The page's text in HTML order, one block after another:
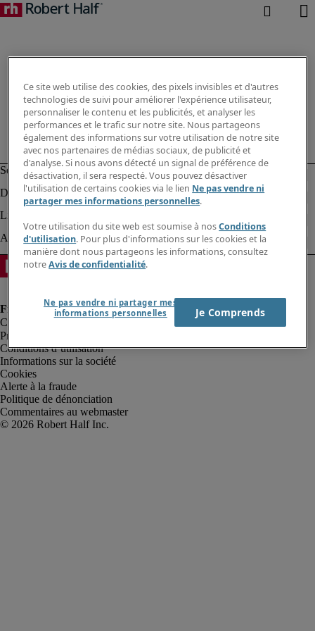
Protection des données personnelles
Conditions d’utilisation
Informations sur la société
Cookies
Alerte à la fraude
Politique de dénonciation
Commentaires au webmaster
Ce site web utilise des cookies, des pixels invisibles et d'autres
technologies de suivi pour améliorer l'expérience utilisateur,
personnaliser le contenu et les publicités, et analyser les
performances et le trafic sur notre site. Nous partageons
également des informations sur votre utilisation de notre site
avec nos partenaires de médias sociaux, de publicité et
d'analyse. Si nous avons détecté un signal de préférence de
désactivation, il sera respecté. Vous pouvez désactiver
l'utilisation de certains cookies via le lien Ne pas vendre ni
partager mes informations personnelles.
Votre utilisation du site web est soumise à nosConditions
d'utilisation. Pour plus d'informations sur les cookies et la
manière dont nous partageons les informations, consultez
notreAvis de confidentialité.
Ne pas vendre ni partager mes
informations personnelles
Je Comprends